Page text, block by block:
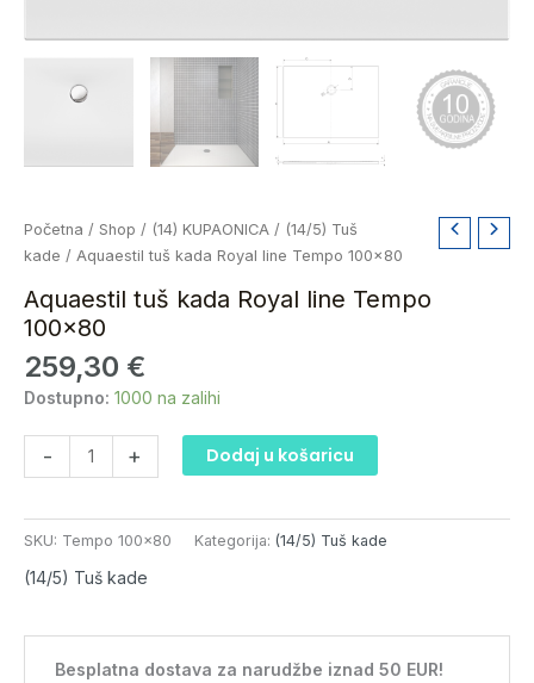
Početna / Shop / (14) KUPAONICA / (14/5) Tuš
kade / Aquaestil tuš kada Royal line Tempo 100×80
Aquaestil tuš kada Royal line Tempo
100×80
259,30 €
Dostupno: 1000 na zalihi
-
Aquaestil
tuš
Royal
line
Tempo
100x80
količina
+ Dodaj u košaricu
SKU: Tempo 100x80 Kategorija: (14/5) Tuš kade
(14/5) Tuš kade
Besplatna dostava za narudžbe iznad 50 EUR!